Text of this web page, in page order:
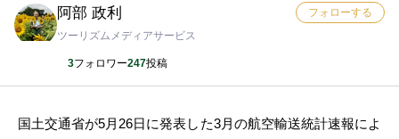
阿部 政利
ツーリズムメディアサービス
3フォロワー247投稿
フォローする
国土交通省が5月26日に発表した3月の航空輸送統計速報によ